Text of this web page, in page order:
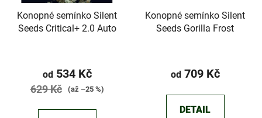
Konopné semínko Silent
Seeds Critical+ 2.0 Auto
od534 Kč
629 Kč (až –25 %)
Konopné semínko Silent
Seeds Gorilla Frost
hodnocení
2,9
od709 Kč
DETAIL